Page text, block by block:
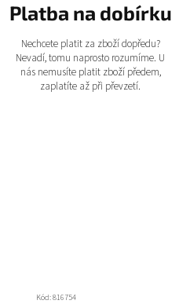
Platba na dobírku
Nechcete platit za zboží dopředu?
Nevadí, tomu naprosto rozumíme. U
nás nemusíte platit zboží předem,
zaplatíte až při převzetí.
Kód:816754